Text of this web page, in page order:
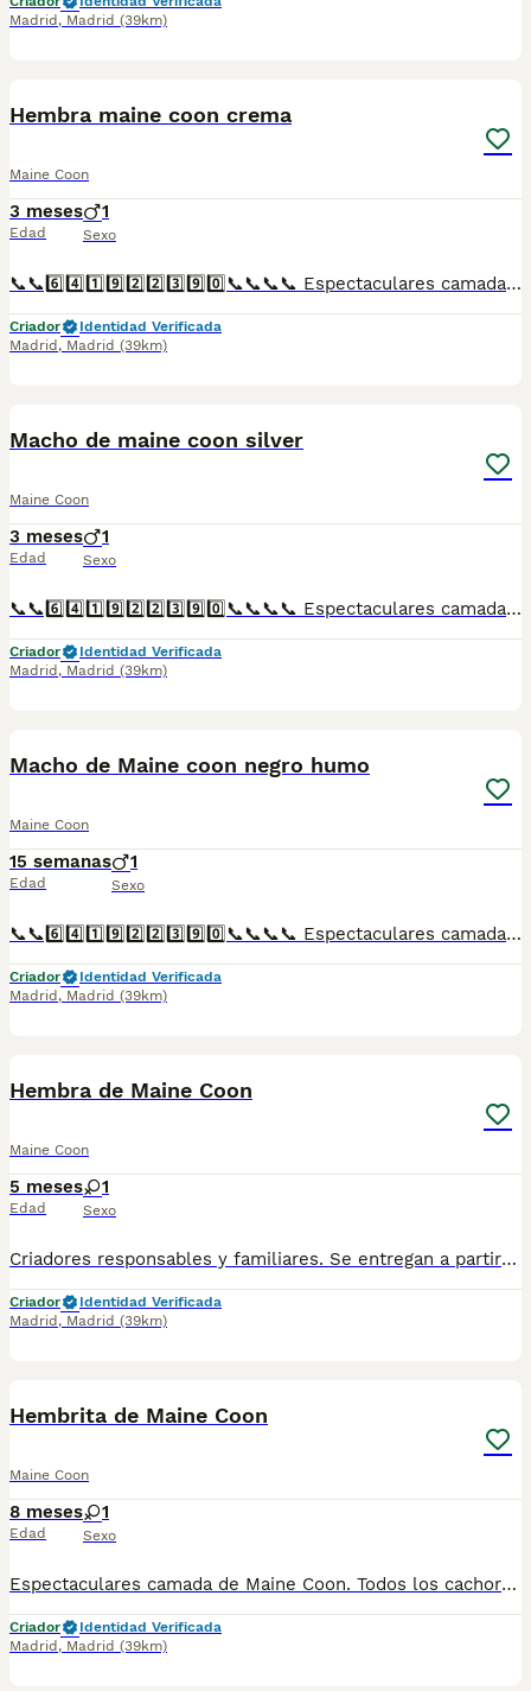
Madrid , Madrid (39km)
Hembra maine coon crema
Maine Coon
3 meses
Edad
1
Sexo
📞📞6️⃣4️⃣1️⃣9️⃣2️⃣2️⃣3️⃣9️⃣0️⃣📞📞📞📞 Espectaculares camadas de perritos de machos y hembras de maine coon nacionales descendientes de las mejores líneas de sangre. Disponibles tanto hembras como machos. Las camadas están bajo supervisión veterinaria desde su nacimiento hasta que son entregadas a su nueva familia. Criados por un equipo de profesionales y mejores personas que, con más de 20 años de experiencia , cuidan a los animales por vocación, aplicando una cría ética y responsable para que cada cachorro se desarrolle con la mejor salud y con un buen temperamento. Todos los cachorritos se entregan con unos dos meses y medio de edad y sus vacunas correspondientes, desparasitados interna y externamente, con certificado de salud, y garantía tanto por enfermedad vírica como congénito genética. Posibilidad de entregar en toda España mediante transporte propio preparado para animales y con chofer privado. Los precios pueden variar según las características y morfología de cada cachorro. Añádenos al whats app o llámanos, y encantados atenderemos todas tus dudas y consultas. Teléfono / Whats app: 641 92 23 90
Criador
Identidad Verificada
Madrid , Madrid (39km)
Macho de maine coon silver
Maine Coon
3 meses
Edad
1
Sexo
📞📞6️⃣4️⃣1️⃣9️⃣2️⃣2️⃣3️⃣9️⃣0️⃣📞📞📞📞 Espectaculares camadas de perritos de machos y hembras de maine coon nacionales descendientes de las mejores líneas de sangre. Disponibles tanto hembras como machos. Las camadas están bajo supervisión veterinaria desde su nacimiento hasta que son entregadas a su nueva familia. Criados por un equipo de profesionales y mejores personas que, con más de 20 años de experiencia , cuidan a los animales por vocación, aplicando una cría ética y responsable para que cada cachorro se desarrolle con la mejor salud y con un buen temperamento. Todos los cachorritos se entregan con unos dos meses y medio de edad y sus vacunas correspondientes, desparasitados interna y externamente, con certificado de salud, y garantía tanto por enfermedad vírica como congénito genética. Posibilidad de entregar en toda España mediante transporte propio preparado para animales y con chofer privado. Los precios pueden variar según las características y morfología de cada cachorro. Añádenos al whats app o llámanos, y encantados atenderemos todas tus dudas y consultas. Teléfono / Whats app: 641 92 23 90
Criador
Identidad Verificada
Madrid , Madrid (39km)
Macho de Maine coon negro humo
Maine Coon
15 semanas
Edad
1
Sexo
📞📞6️⃣4️⃣1️⃣9️⃣2️⃣2️⃣3️⃣9️⃣0️⃣📞📞📞📞 Espectaculares camadas de perritos de machos y hembras de maine coon negro humo nacionales descendientes de las mejores líneas de sangre. Disponibles tanto hembras como machos. Las camadas están bajo supervisión veterinaria desde su nacimiento hasta que son entregadas a su nueva familia. Criados por un equipo de profesionales y mejores personas que, con más de 20 años de experiencia , cuidan a los animales por vocación, aplicando una cría ética y responsable para que cada cachorro se desarrolle con la mejor salud y con un buen temperamento. Todos los cachorritos se entregan con unos dos meses y medio de edad y sus vacunas correspondientes, desparasitados interna y externamente, con certificado de salud, y garantía tanto por enfermedad vírica como congénito genética. Posibilidad de entregar en toda España mediante transporte propio preparado para animales y con chofer privado. Los precios pueden variar según las características y morfología de cada cachorro. Añádenos al whats app o llámanos, y encantados atenderemos todas tus dudas y consultas. Teléfono / Whats app: 641 92 23 90
Criador
Identidad Verificada
Madrid , Madrid (39km)
Hembra de Maine Coon
Maine Coon
5 meses
Edad
1
Sexo
Criadores responsables y familiares. Se entregan a partir de 2 meses de edad y sus vacunas correspondientes, desparasitados. Todos los cachorros son descendientes de las mejores líneas nacionales. Se entregan en toda España con transporte de alta calidad preparado para animales, van en vehículo climatizado con chófer particular a cargo del comprador. Si tienes dudas o consultas sobre la raza, podemos resolver tus dudas por whats app ;) Abogamos por una cría nacional (no en países del este) en un ambiente familiar con personas con vocación en una cría ética y responsable, y que por encima de todo, aman a los animales Teléfono / Whats app: 641 92 23 90
Criador
Identidad Verificada
Madrid , Madrid (39km)
Hembrita de Maine Coon
Maine Coon
8 meses
Edad
1
Sexo
Espectaculares camada de Maine Coon. Todos los cachorritos se entregan con unos dos meses y medio de edad y sus vacunas correspondientes, desparasitados interna y externamente, con certificado de salud, y garantía tanto por enfermedad vírica como congénito genética. Posibilidad de entregar en toda España mediante transporte propio preparado para animales y con chofer privado. Los precios pueden variar según las características y morfología de cada cachorro. Añádenos al whats app o llámanos, y encantados atenderemos todas tus dudas y consultas. Teléfono / Whats app: 641 92 23 90
Criador
Identidad Verificada
Madrid , Madrid (39km)